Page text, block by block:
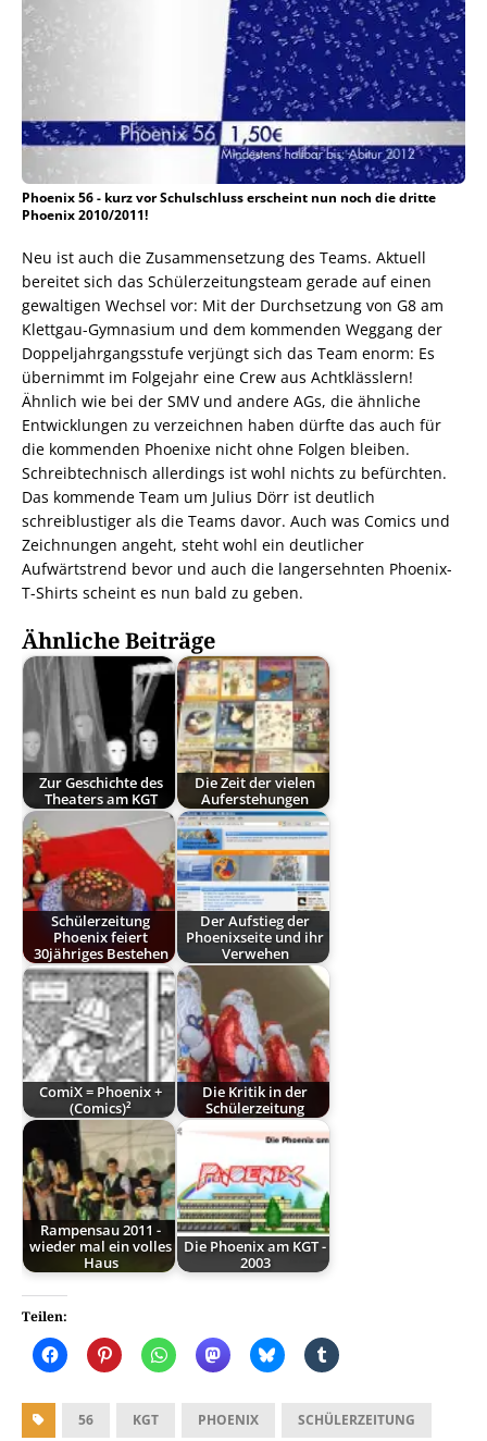
Phoenix 56 - kurz vor Schulschluss erscheint nun noch die dritte
Phoenix 2010/2011!
Neu ist auch die Zusammensetzung des Teams. Aktuell
bereitet sich das Schülerzeitungsteam gerade auf einen
gewaltigen Wechsel vor: Mit der Durchsetzung von G8 am
Klettgau-Gymnasium und dem kommenden Weggang der
Doppeljahrgangsstufe verjüngt sich das Team enorm: Es
übernimmt im Folgejahr eine Crew aus Achtklässlern!
Ähnlich wie bei der SMV und andere AGs, die ähnliche
Entwicklungen zu verzeichnen haben dürfte das auch für
die kommenden Phoenixe nicht ohne Folgen bleiben.
Schreibtechnisch allerdings ist wohl nichts zu befürchten.
Das kommende Team um Julius Dörr ist deutlich
schreiblustiger als die Teams davor. Auch was Comics und
Zeichnungen angeht, steht wohl ein deutlicher
Aufwärtstrend bevor und auch die langersehnten Phoenix-
T-Shirts scheint es nun bald zu geben.
Ähnliche Beiträge
Zur Geschichte des
Theaters am KGT
Die Zeit der vielen
Auferstehungen
Schülerzeitung
Phoenix feiert
30jähriges Bestehen
Der Aufstieg der
Phoenixseite und ihr
Verwehen
ComiX = Phoenix +
(Comics)²
Die Kritik in der
Schülerzeitung
Rampensau 2011 -
wieder mal ein volles
Haus
Die Phoenix am KGT -
2003
Teilen:
56 KGT PHOENIX SCHÜLERZEITUNG